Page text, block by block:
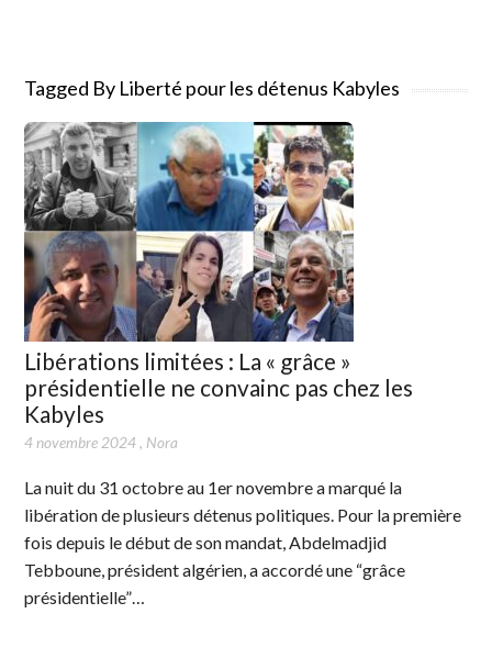
Tagged By Liberté pour les détenus Kabyles
Libérations limitées : La « grâce »
présidentielle ne convainc pas chez les
Kabyles
4 novembre 2024, Nora
La nuit du 31 octobre au 1er novembre a marqué la
libération de plusieurs détenus politiques. Pour la première
fois depuis le début de son mandat, Abdelmadjid
Tebboune, président algérien, a accordé une “grâce
présidentielle”…